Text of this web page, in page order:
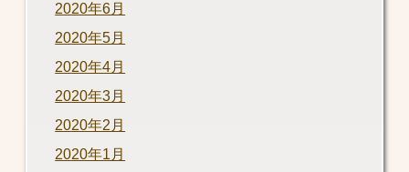
2020年6月
2020年5月
2020年4月
2020年3月
2020年2月
2020年1月